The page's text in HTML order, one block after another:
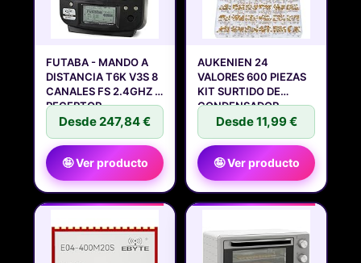
FUTABA - MANDO A
DISTANCIA T6K V3S 8
CANALES FS 2.4GHZ +
RECEPTOR
Desde 247,84 €
🤪 Ver producto
AUKENIEN 24
VALORES 600 PIEZAS
KIT SURTIDO DE
CONDENSADOR
Desde 11,99 €
🤪 Ver producto